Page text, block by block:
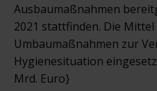
Ausbaumaßnahmen
2021 stattfinden. Die
Umbaumaßnahmen zur
Hygienesituation
Mrd. Euro}